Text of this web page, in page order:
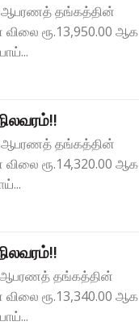
ஆபரணத் தங்கத்தின்
விலை ரூ.13,950.00 ஆக
ஆபரணத் தங்கத்தின்
விலை ரூ.14,320.00 ஆக
ஆபரணத் தங்கத்தின்
விலை ரூ.13,340.00 ஆக